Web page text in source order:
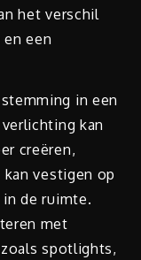
het verschil
een
in een
kan
creëren,
vestigen op
de ruimte.
met
spotlights,